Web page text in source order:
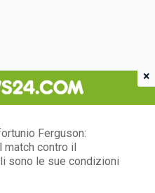
Ferguson:
match contro il
sono le sue condizioni
×